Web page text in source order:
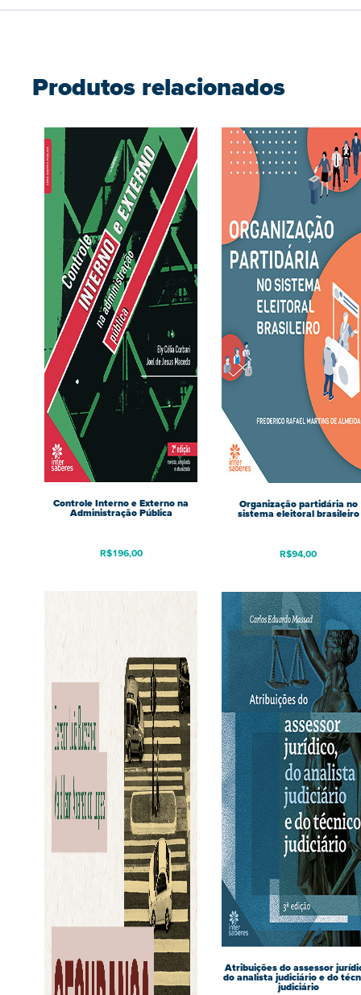
Produtos relacionados
Controle Interno e Externo na
Administração Pública
R$196,00
Organização partidária no
sistema eleitoral brasileiro
R$94,00
Atribuições do assessor
do analista judiciário e do
judiciário